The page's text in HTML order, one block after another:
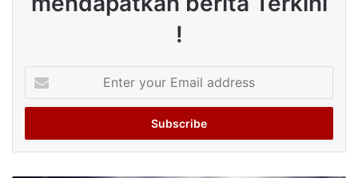
!
your
Email